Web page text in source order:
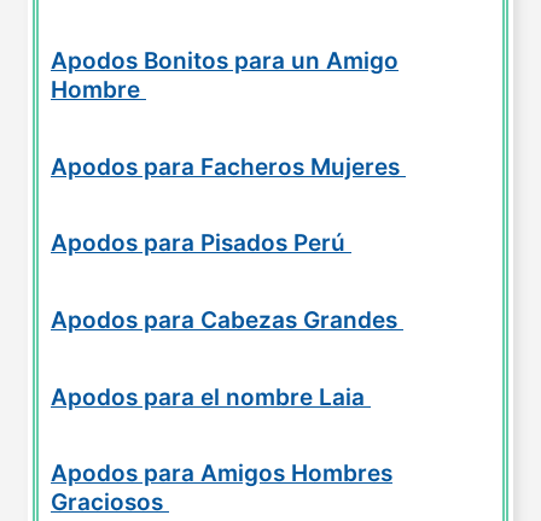
Apodos Bonitos para un Amigo
Hombre
Apodos para Facheros Mujeres
Apodos para Pisados Perú
Apodos para Cabezas Grandes
Apodos para el nombre Laia
Apodos para Amigos Hombres
Graciosos